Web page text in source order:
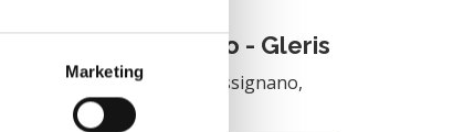
Marketing
Vito al Tagliamento - Gleris
Vito al Tagliamento - Via Vissignano,